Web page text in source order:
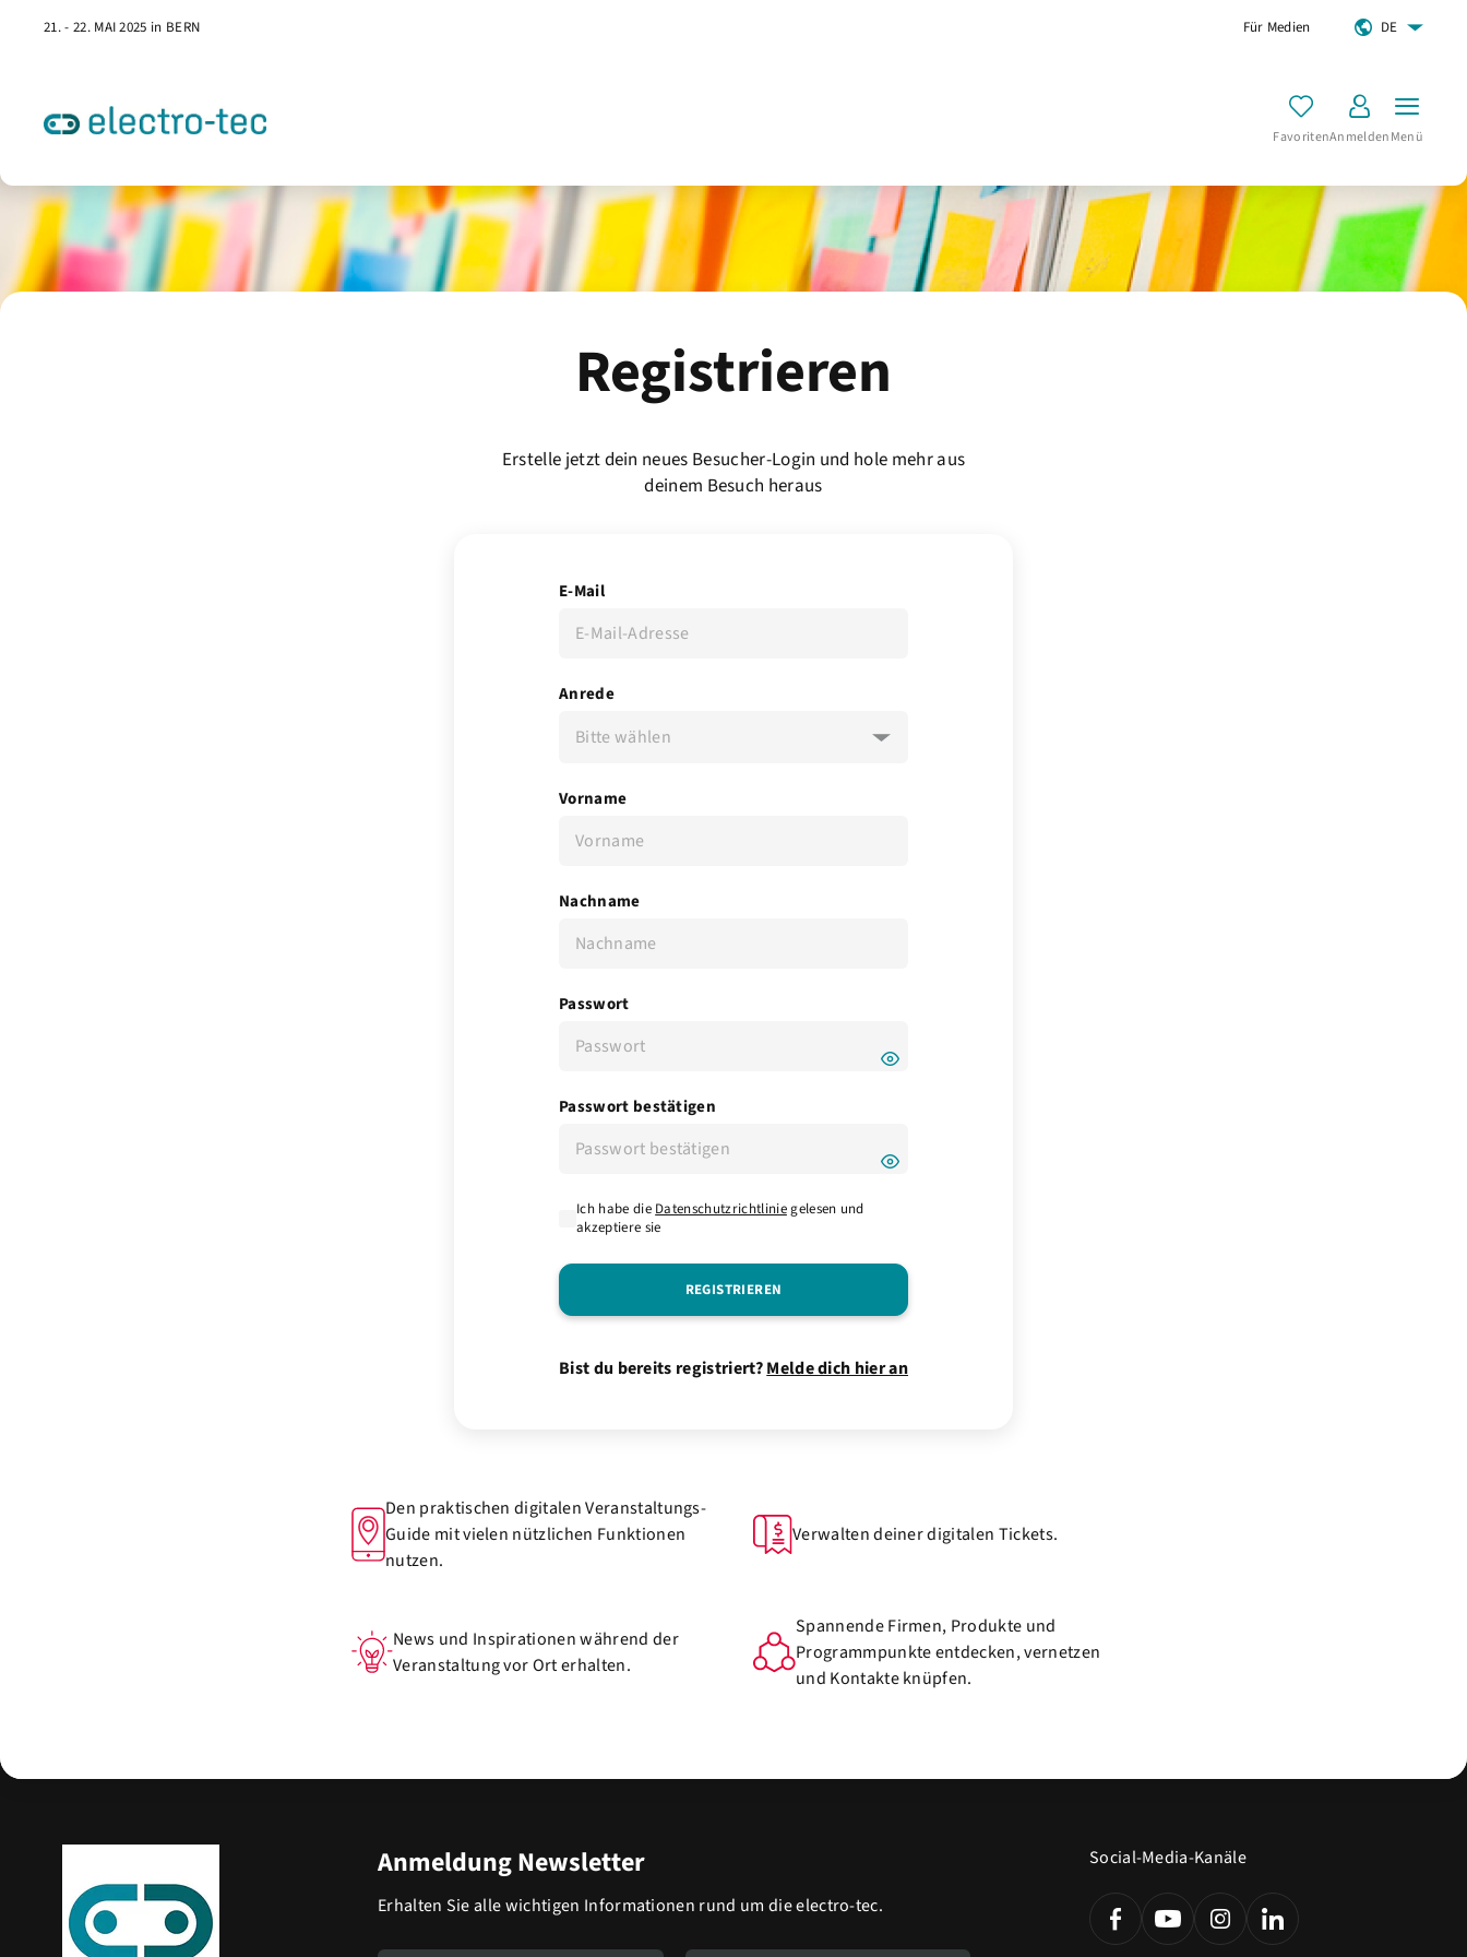
21. - 22. MAI 2025 in BERN Für Medien DE
FavoritenAnmeldenMenü
Registrieren
Erstelle jetzt dein neues Besucher-Login und hole mehr aus
deinem Besuch heraus
E-Mail
Anrede
Bitte wählen
Vorname
Nachname
Passwort
Passwort bestätigen
Ich habe die Datenschutzrichtliniegelesen und
akzeptiere sie
Bist du bereits registriert?Melde dich hier an
Den praktischen digitalen Veranstaltungs-
Guide mit vielen nützlichen Funktionen
nutzen.
Verwalten deiner digitalen Tickets.
News und Inspirationen während der
Veranstaltung vor Ort erhalten.
Spannende Firmen, Produkte und
Programmpunkte entdecken, vernetzen
und Kontakte knüpfen.
Anmeldung Newsletter
Erhalten Sie alle wichtigen Informationen rund um die electro-tec.
Social-Media-Kanäle